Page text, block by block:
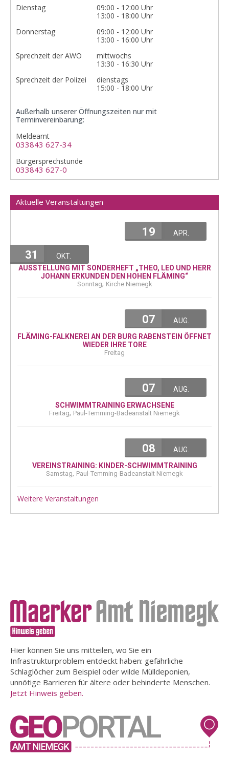
Dienstag
09:00 - 12:00 Uhr
13:00 - 18:00 Uhr
Donnerstag
09:00 - 12:00 Uhr
13:00 - 16:00 Uhr
Sprechzeit der AWO
mittwochs
13:30 - 16:30 Uhr
Sprechzeit der Polizei
dienstags
15:00 - 18:00 Uhr
Außerhalb unserer Öffnungszeiten nur mit
Terminvereinbarung:
Meldeamt
033843 627-34
Bürgersprechstunde
033843 627-0
Aktuelle Veranstaltungen
19 APR.
31
OKT.
AUSSTELLUNG MIT SONDERHEFT „THEO, LEO UND HERR
JOHANN ERKUNDEN DEN HOHEN FLÄMING“
Sonntag, Kirche Niemegk
07
AUG.
FLÄMING-FALKNEREI AN DER BURG RABENSTEIN ÖFFNET
WIEDER IHRE TORE
Freitag
07
AUG.
SCHWIMMTRAINING ERWACHSENE
Freitag, Paul-Temming-Badeanstalt Niemegk
08
AUG.
VEREINSTRAINING: KINDER-SCHWIMMTRAINING
Samstag, Paul-Temming-Badeanstalt Niemegk
Weitere Veranstaltungen
Hier können Sie uns mitteilen, wo Sie ein
Infrastrukturproblem entdeckt haben: gefährliche
Schlaglöcher zum Beispiel oder wilde Mülldeponien,
unnötige Barrieren für ältere oder behinderte Menschen.
Jetzt Hinweis geben.